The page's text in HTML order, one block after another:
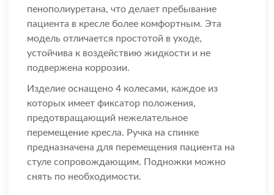
пенополиуретана, что делает пребывание
пациента в кресле более комфортным. Эта
модель отличается простотой в уходе,
устойчива к воздействию жидкости и не
подвержена коррозии.
Изделие оснащено 4 колесами, каждое из
которых имеет фиксатор положения,
предотвращающий нежелательное
перемещение кресла. Ручка на спинке
предназначена для перемещения пациента на
стуле сопровождающим. Подножки можно
снять по необходимости.